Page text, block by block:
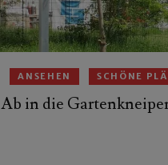
ANSEHEN SCHÖNE
Ab in die